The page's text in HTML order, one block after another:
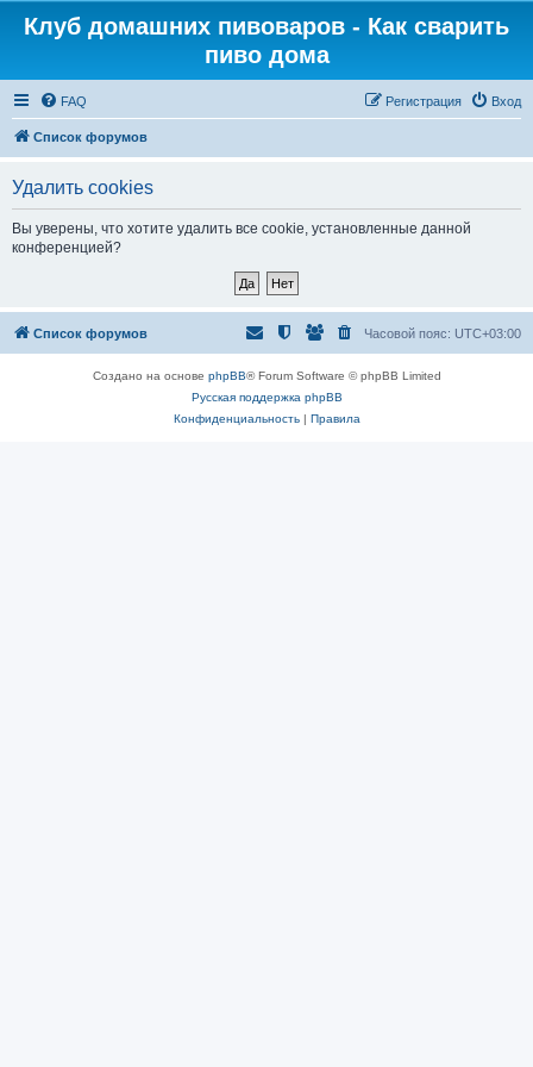
Клуб домашних пивоваров - Как cварить
пиво дома
FAQ Вход
Регистрация
Список форумов
Удалить cookies
Вы уверены, что хотите удалить все cookie, установленные данной
конференцией?
Список форумов Часовой пояс: UTC+03:00
Создано на основе phpBB® Forum Software © phpBB Limited
Русская поддержка phpBB
Конфиденциальность| Правила